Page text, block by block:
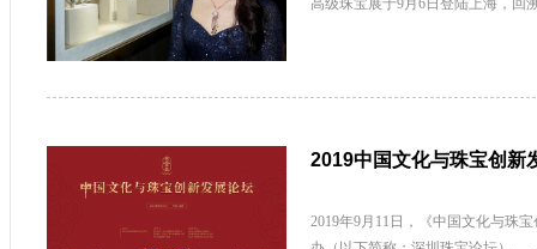
高级珠宝展于9月6日登陆上海，
2019中国文化与珠宝创新
2019年9月11日，《中国文化与珠